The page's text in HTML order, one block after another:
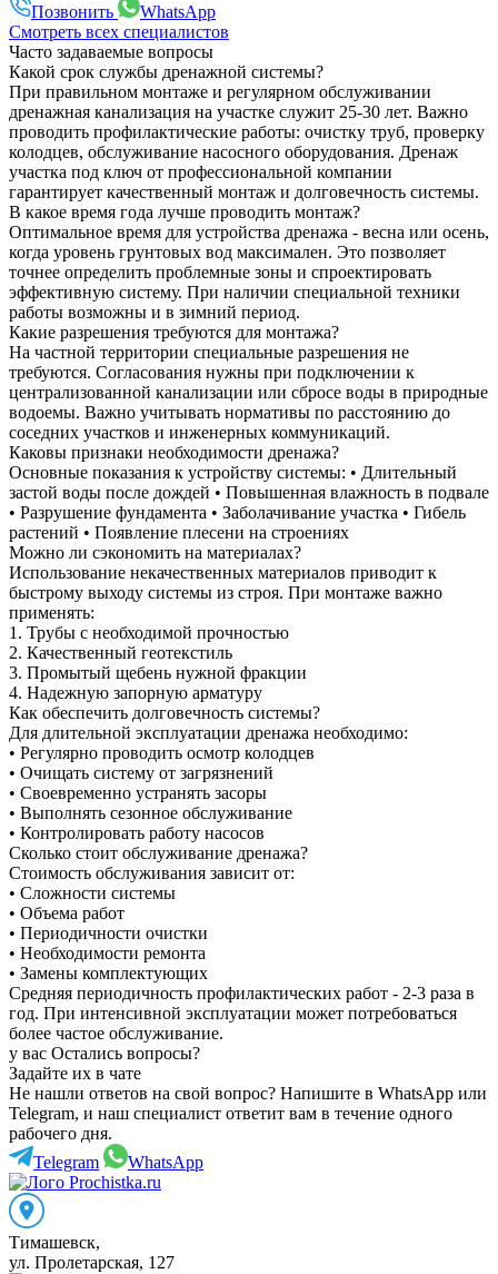
Позвонить
WhatsApp
Смотреть всех специалистов
Часто задаваемые вопросы
Какой срок службы дренажной системы?
При правильном монтаже и регулярном обслуживании
дренажная канализация на участке служит 25-30 лет. Важно
проводить профилактические работы: очистку труб, проверку
колодцев, обслуживание насосного оборудования. Дренаж
участка под ключ от профессиональной компании
гарантирует качественный монтаж и долговечность системы.
В какое время года лучше проводить монтаж?
Оптимальное время для устройства дренажа - весна или осень,
когда уровень грунтовых вод максимален. Это позволяет
точнее определить проблемные зоны и спроектировать
эффективную систему. При наличии специальной техники
работы возможны и в зимний период.
Какие разрешения требуются для монтажа?
На частной территории специальные разрешения не
требуются. Согласования нужны при подключении к
централизованной канализации или сбросе воды в природные
водоемы. Важно учитывать нормативы по расстоянию до
соседних участков и инженерных коммуникаций.
Каковы признаки необходимости дренажа?
Основные показания к устройству системы: • Длительный
застой воды после дождей • Повышенная влажность в подвале
• Разрушение фундамента • Заболачивание участка • Гибель
растений • Появление плесени на строениях
Можно ли сэкономить на материалах?
Использование некачественных материалов приводит к
быстрому выходу системы из строя. При монтаже важно
применять:
1. Трубы с необходимой прочностью
2. Качественный геотекстиль
3. Промытый щебень нужной фракции
4. Надежную запорную арматуру
Как обеспечить долговечность системы?
Для длительной эксплуатации дренажа необходимо:
• Регулярно проводить осмотр колодцев
• Очищать систему от загрязнений
• Своевременно устранять засоры
• Выполнять сезонное обслуживание
• Контролировать работу насосов
Сколько стоит обслуживание дренажа?
Стоимость обслуживания зависит от:
• Сложности системы
• Объема работ
• Периодичности очистки
• Необходимости ремонта
• Замены комплектующих
Средняя периодичность профилактических работ - 2-3 раза в
год. При интенсивной эксплуатации может потребоваться
более частое обслуживание.
у вас Остались вопросы?
Задайте их в чате
Не нашли ответов на свой вопрос? Напишите в WhatsApp или
Telegram, и наш специалист ответит вам в течение одного
рабочего дня.
Telegram
WhatsApp
Тимашевск,
ул. Пролетарская, 127